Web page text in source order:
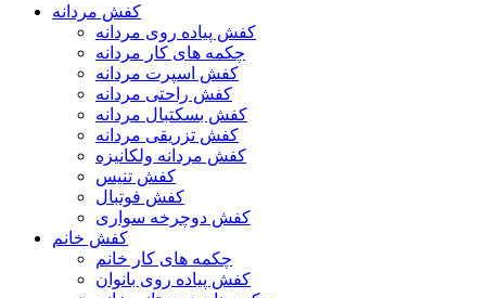
کفش مردانه
کفش پیاده روی مردانه
چکمه های کار مردانه
کفش اسپرت مردانه
کفش راحتی مردانه
کفش بسکتبال مردانه
کفش تزریقی مردانه
کفش مردانه ولکانیزه
کفش تنیس
کفش فوتبال
کفش دوچرخه سواری
کفش خانم
چکمه های کار خانم
کفش پیاده روی بانوان